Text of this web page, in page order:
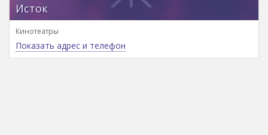
Исток
Кинотеатры
Показать адрес и телефон